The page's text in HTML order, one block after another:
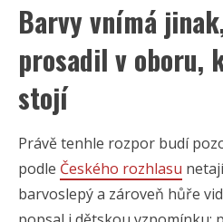
Barvy vnímá
prosadil v oboru,
stojí
Právě tenhle rozpor budí
podle Českého rozhlasu
barvoslepý a zároveň hůře